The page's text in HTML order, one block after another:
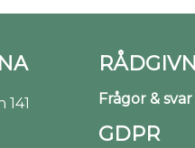
Frågor & svar
GDPR